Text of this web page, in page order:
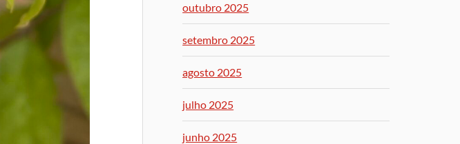
outubro 2025
setembro 2025
agosto 2025
julho 2025
junho 2025